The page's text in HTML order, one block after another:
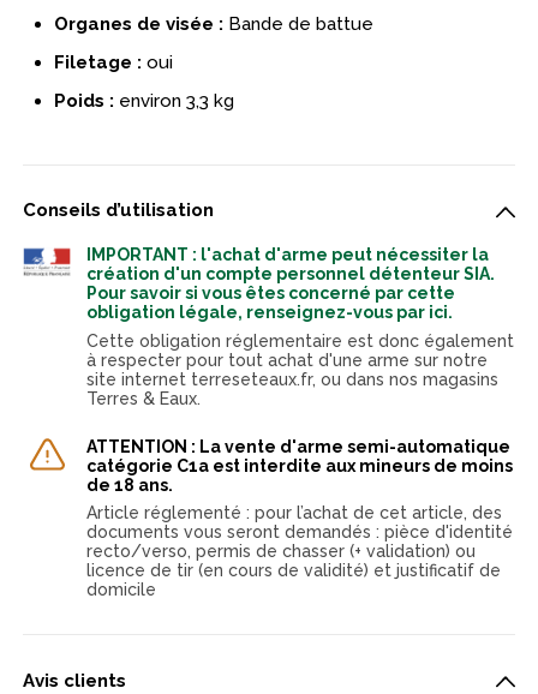
Organes de visée : Bande de battue
Filetage : oui
Poids : environ 3,3 kg
Conseils d’utilisation
IMPORTANT : l'achat d'arme peut nécessiter la
création d'un compte personnel détenteur SIA.
Pour savoir si vous êtes concerné par cette
obligation légale, renseignez-vous par ici.
Cette obligation réglementaire est donc également
à respecter pour tout achat d'une arme sur notre
site internet terreseteaux.fr, ou dans nos magasins
Terres & Eaux.
ATTENTION : La vente d'arme semi-automatique
catégorie C1a est interdite aux mineurs de moins
de 18 ans.
Article réglementé : pour l’achat de cet article, des
documents vous seront demandés : pièce d'identité
recto/verso, permis de chasser (+ validation) ou
licence de tir (en cours de validité) et justificatif de
domicile
Avis clients